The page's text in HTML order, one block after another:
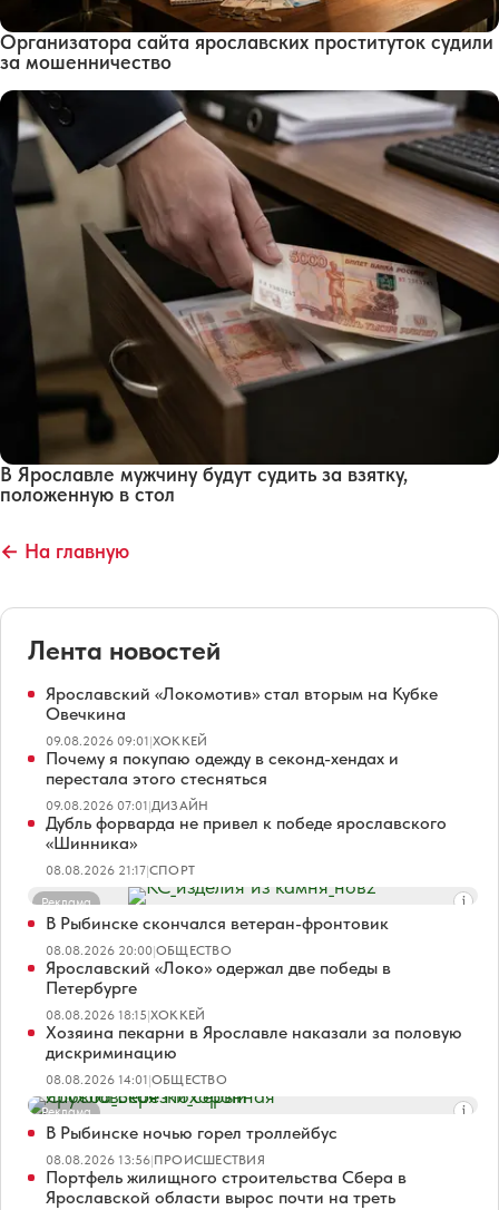
Организатора сайта ярославских проституток судили
за мошенничество
В Ярославле мужчину будут судить за взятку,
положенную в стол
← На главную
Лента новостей
Ярославский «Локомотив» стал вторым на Кубке
Овечкина
09.08.2026 09:01|ХОККЕЙ
Почему я покупаю одежду в секонд-хендах и
перестала этого стесняться
09.08.2026 07:01|ДИЗАЙН
Дубль форварда не привел к победе ярославского
«Шинника»
08.08.2026 21:17|СПОРТ
Реклама
В Рыбинске скончался ветеран-фронтовик
08.08.2026 20:00|ОБЩЕСТВО
Ярославский «Локо» одержал две победы в
Петербурге
08.08.2026 18:15|ХОККЕЙ
Хозяина пекарни в Ярославле наказали за половую
дискриминацию
08.08.2026 14:01|ОБЩЕСТВО
Реклама
В Рыбинске ночью горел троллейбус
08.08.2026 13:56|ПРОИСШЕСТВИЯ
Портфель жилищного строительства Сбера в
Ярославской области вырос почти на треть